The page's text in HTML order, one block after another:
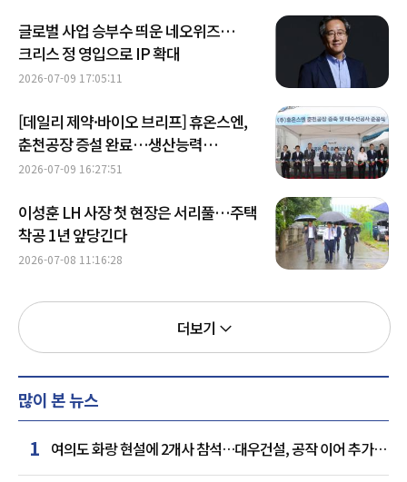
글로벌 사업 승부수 띄운 네오위즈…
크리스 정 영입으로 IP 확대
2026-07-09 17:05:11
[데일리 제약·바이오 브리프] 휴온스엔,
춘천공장 증설 완료…생산능력
1만6500톤 확대 外
2026-07-09 16:27:51
이성훈 LH 사장 첫 현장은 서리풀…주택
착공 1년 앞당긴다
2026-07-08 11:16:28
더보기
많이 본 뉴스
1 여의도 화랑 현설에 2개사 참석…대우건설, 공작 이어 추가
거점 확보하나